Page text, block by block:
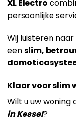
XL Electro
persoonlijke
Wij luisteren
eenslim,
Klaar voor slim
Wilt u uw
in Kessel?